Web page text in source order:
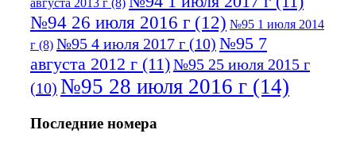
августа 2013 г (8)
№94 26 июля 2016 г (12) №95 1 июля 2014
г (8) №95 4 июля 2017 г (10) №95 7
августа 2012 г (11)№95 25 июля 2015 г
(10) №95 28 июля 2016 г (14)
июля 2017 г(11)№96 9 августа 2012
Последние номера